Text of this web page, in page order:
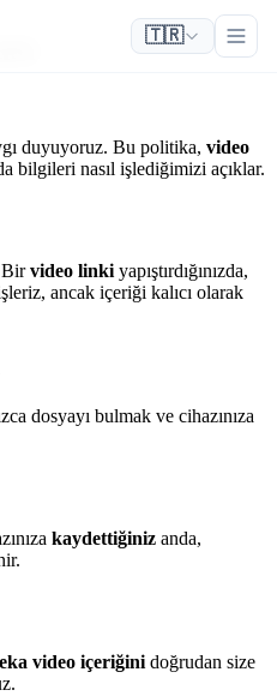
🇹🇷
duyuyoruz. Bu politika, video
bilgileri nasıl işlediğimizi açıklar.
Birvideo linki yapıştırdığınızda,
ancak içeriği kalıcı olarak
dosyayı bulmak ve cihazınıza
kaydettiğiniz anda,
video içeriğini doğrudan size